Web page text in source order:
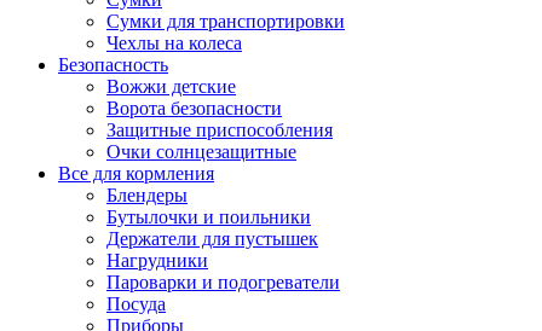
Сумки для транспортировки
Чехлы на колеса
Безопасность
Вожжи детские
Ворота безопасности
Защитные приспособления
Очки солнцезащитные
Все для кормления
Блендеры
Бутылочки и поильники
Держатели для пустышек
Нагрудники
Пароварки и подогреватели
Посуда
Приборы